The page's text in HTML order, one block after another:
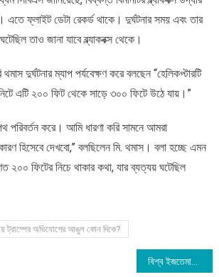
ফ্লাইট ডেটা রেকর্ড থাকে। দুর্ঘটনার সময় এবং তার
তাও জানা যাবে ব্ল্যাকবক্স থেকে।
দুর্ঘটনার ম্যাপ পর্যবেক্ষণ করে বলছেন “হেলিকপ্টারটি
এটি ২০০ ফিট থেকে সাড়ে ৩০০ ফিটে উঠে যায়।”
পরিবর্তন করে। আমি ধারণা করি সামনে আমরা
কারণ হিসেবে দেখবো,” বলছিলেন মি. থমাস। বলা হচ্ছে এমন
২০০ ফিটের নিচে থাকার কথা, যার ব্যত্যয় ঘটেছিল
ট্রাম্পের অভিযোগের আঙুল কোন দিকে?
বিশ্ব ইজতেমায় জুমার জামায়াতে মানুষের ঢল